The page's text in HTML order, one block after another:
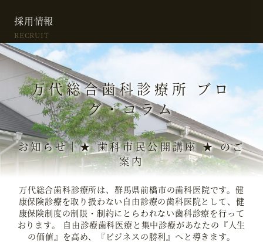
採用情報
RECRUIT
万代総合歯科診療所 ブロ
グ・コラム
お知らせ｜★ 歯科市民公開講座 ★ のご
案内
万代総合歯科診療所は、群馬県前橋市の歯科医院です。健
康保険診療を取り扱わない自由診療の歯科医院として、健
康保険制度の制限・制約にとらわれない歯科診療を行って
おります。 自由診療歯科医療と集中診療があなたの『人生
の価値』を高め、『ビジネスの勝利』へと導きます。